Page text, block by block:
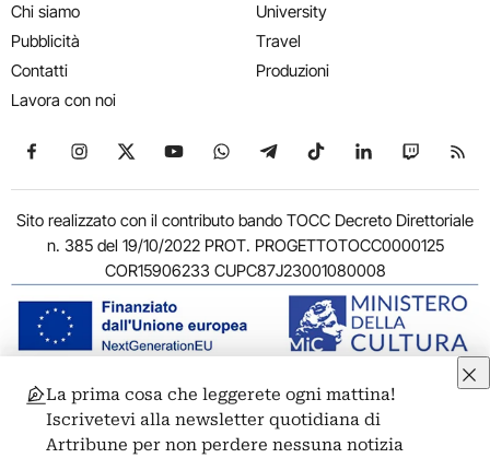
Chi siamo
Pubblicità
Contatti
Lavora con noi
University
Travel
Produzioni
Seguici su Facebook
Seguici su Instagram
Seguici su X
Seguici su YouTube
Seguici su WhatsApp
Seguici su Telegram
Seguici su TikTok
Seguici su
Seguici
Sito realizzato con il contributo bando TOCC Decreto Direttoriale
n. 385 del 19/10/2022 PROT. PROGETTOTOCC0000125
COR15906233 CUPC87J23001080008
© 2011-2026 ARTRIBUNE srl – Corso Vittorio Emanuele II, 287 –
00186 Roma - P.I. 11381581005
Privacy: Responsabile della protezione dei dati personali
La prima cosa che leggerete ogni mattina!
Iscrivetevi alla newsletter quotidiana di
Artribune per non perdere nessuna notizia